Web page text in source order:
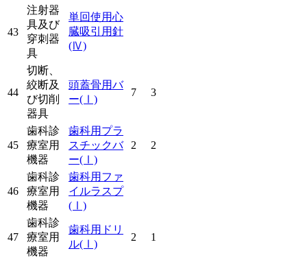
43
注射器
具及び
穿刺器
具
単回使用心
臓吸引用針
(Ⅳ)
44
切断、
絞断及
び切削
器具
頭蓋骨用バ
ー(Ⅰ)
7 3
45
歯科診
療室用
機器
歯科用プラ
スチックバ
ー(Ⅰ)
2 2
46
歯科診
療室用
機器
歯科用ファ
イルラスプ
(Ⅰ)
47
歯科診
療室用
機器
歯科用ドリ
ル(Ⅰ)
2 1